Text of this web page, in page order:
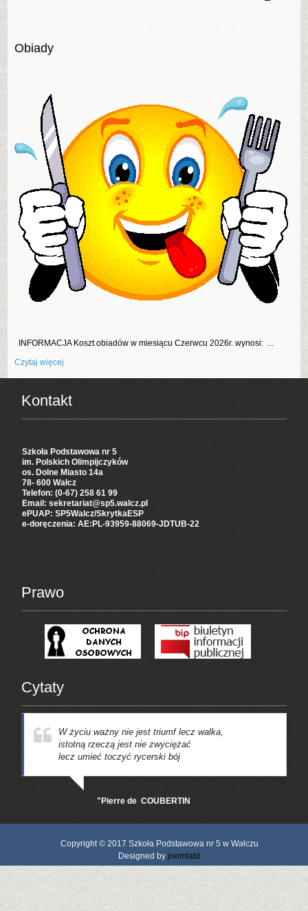
Obiady
INFORMACJA Koszt obiadów w miesiącu Czerwcu 2026r. wynosi: ...
Czytaj więcej
Kontakt
Szkoła Podstawowa nr 5
im. Polskich Olimpijczyków
os. Dolne Miasto 14a
78- 600 Wałcz
Telefon: (0-67) 258 61 99
Email: sekretariat@sp5.walcz.pl
ePUAP: SP5Walcz/SkrytkaESP
e-doręczenia:AE:PL-93959-88069-JDTUB-22
Prawo
Cytaty
W życiu ważny nie jest triumf lecz walka,
istotną rzeczą jest nie zwyciężać
lecz umieć toczyć rycerski bój
"Pierre de COUBERTIN
Copyright © 2017 Szkoła Podstawowa nr 5 w Wałczu
Designed by joomlatd